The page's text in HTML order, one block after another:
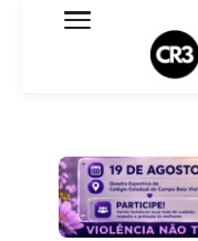
Expediente
Termo de Uso
Sobre o blog